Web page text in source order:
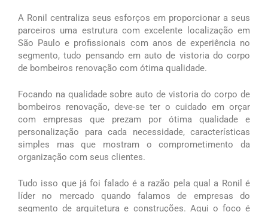
A Ronil centraliza seus esforços em proporcionar a seus
parceiros uma estrutura com excelente localização em
São Paulo e profissionais com anos de experiência no
segmento, tudo pensando em auto de vistoria do corpo
de bombeiros renovação com ótima qualidade.
Focando na qualidade sobre auto de vistoria do corpo de
bombeiros renovação, deve-se ter o cuidado em orçar
com empresas que prezam por ótima qualidade e
personalização para cada necessidade, características
simples mas que mostram o comprometimento da
organização com seus clientes.
Tudo isso que já foi falado é a razão pela qual a Ronil é
líder no mercado quando falamos de empresas do
segmento de arquitetura e construções. Aqui o foco é